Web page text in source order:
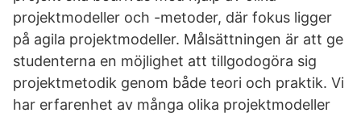
projektmodeller och -metoder, där fokus ligger
på agila projektmodeller. Målsättningen är att ge
studenterna en möjlighet att tillgodogöra sig
projektmetodik genom både teori och praktik. Vi
har erfarenhet av många olika projektmodeller